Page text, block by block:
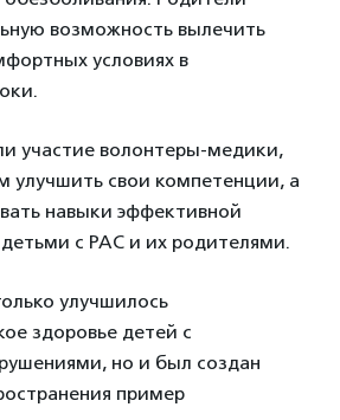
возможность вылечить
условиях в
участие волонтеры-медики,
улучшить свои компетенции, а
навыки эффективной
с РАС и их родителями.
улучшилось
здоровье детей с
но и был создан
пример